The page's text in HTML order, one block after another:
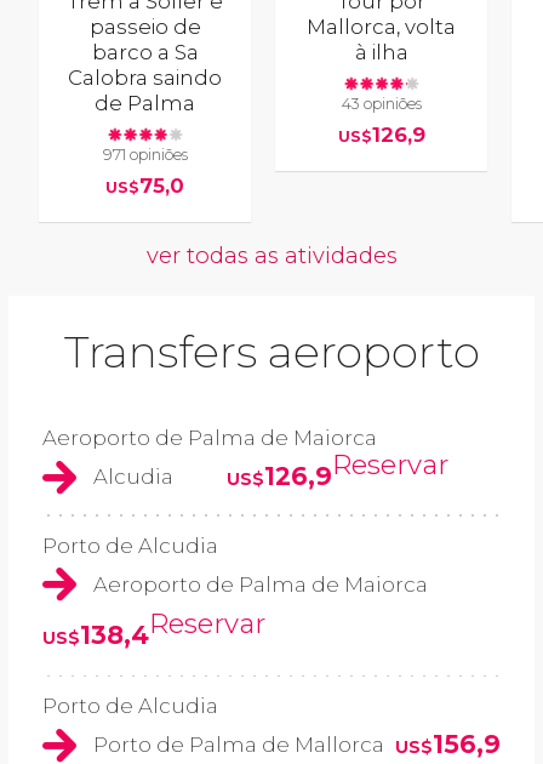
passeio de
barco a Sa
Calobra saindo
de Palma
971 opiniões
US$75,0
Mallorca, volta
à ilha
43 opiniões
US$126,9
ver todas as atividades
Transfers aeroporto
Aeroporto de Palma de Maiorca
Alcudia
US$126,9Reservar
Porto de Alcudia
Aeroporto de Palma de Maiorca
US$138,4Reservar
Porto de Alcudia
Porto de Palma de Mallorca
US$156,9